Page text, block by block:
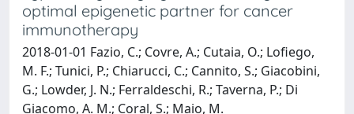
optimal epigenetic partner for cancer
immunotherapy
2018-01-01 Fazio, C.; Covre, A.; Cutaia, O.; Lofiego,
M. F.; Tunici, P.; Chiarucci, C.; Cannito, S.; Giacobini,
G.; Lowder, J. N.; Ferraldeschi, R.; Taverna, P.; Di
Giacomo, A. M.; Coral, S.; Maio, M.